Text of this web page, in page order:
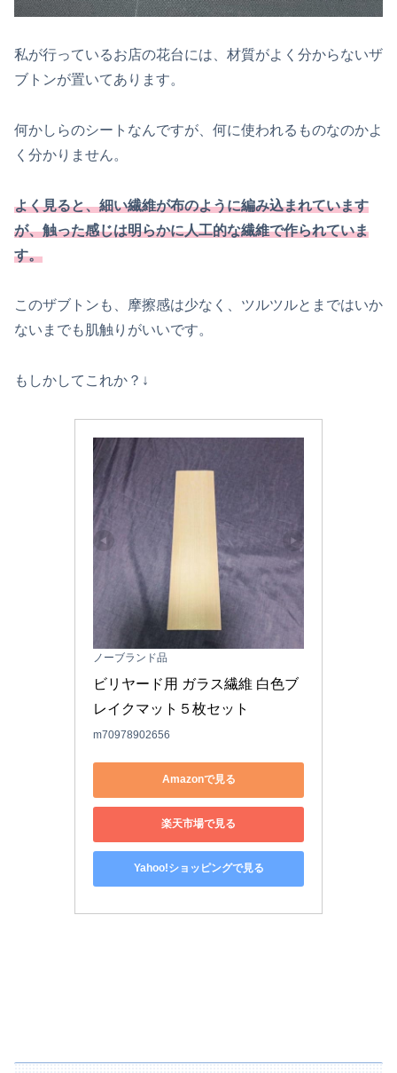
私が行っているお店の花台には、材質がよく分からないザ
ブトンが置いてあります。
何かしらのシートなんですが、何に使われるものなのかよ
く分かりません。
よく見ると、細い繊維が布のように編み込まれています
が、触った感じは明らかに人工的な繊維で作られていま
す。
このザブトンも、摩擦感は少なく、ツルツルとまではいか
ないまでも肌触りがいいです。
もしかしてこれか？↓
ノーブランド品
ビリヤード用 ガラス繊維 白色ブ
レイクマット５枚セット
m70978902656
Amazonで見る
楽天市場で見る
Yahoo!ショッピングで見る